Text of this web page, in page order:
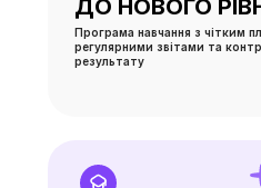
ДО НОВОГО
Програма навчання з чітким
регулярними звітами та
результату